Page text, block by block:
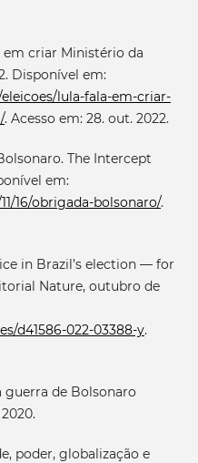
em criar Ministério da
Disponível em:
lula-fala-em-criar-
. Acesso em: 28. out. 2022.
The Intercept
em:
16/obrigada-bolsonaro/.
in Brazil’s election — for
Nature, outubro de
d41586-022-03388-y.
guerra de Bolsonaro
poder, globalização e